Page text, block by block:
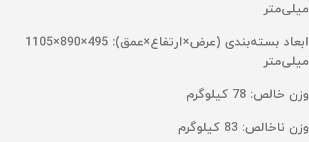
میلی‌متر
ابعاد بسته‌بندی (عرض×ارتفاع×عمق): ‎1105×890×495
میلی‌متر
وزن خالص: ‎78 کیلوگرم
وزن ناخالص: ‎83 کیلوگرم